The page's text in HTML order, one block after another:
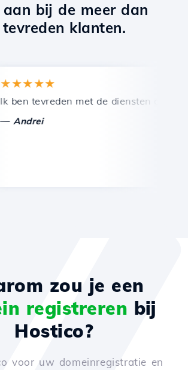
bij de meer dan
tevreden klanten.
technische ondersteuning.
tevreden met de diensten die door
zou je een
registreren bij
Hostico?
voor uw domeinregistratie en